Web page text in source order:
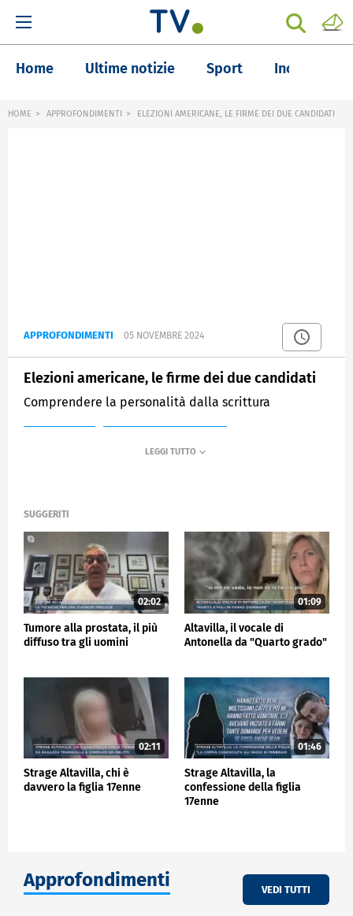
Home Ultime notizie Sport Inchieste
HOME APPROFONDIMENTI ELEZIONI AMERICANE, LE FIRME DEI DUE CANDIDATI
APPROFONDIMENTI 05 NOVEMBRE 2024
Elezioni americane, le firme dei due candidati
Comprendere la personalità dalla scrittura
SUGGERITI
02:02
Tumore alla prostata, il più
diffuso tra gli uomini
01:09
Altavilla, il vocale di
Antonella da "Quarto grado"
02:11
Strage Altavilla, chi è
davvero la figlia 17enne
01:46
Strage Altavilla, la
confessione della figlia
17enne
Approfondimenti VEDI TUTTI